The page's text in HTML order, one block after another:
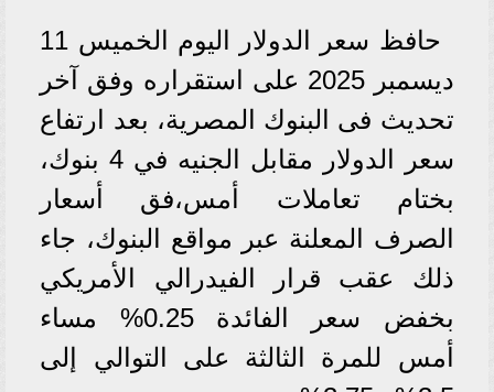
حافظ سعر الدولار اليوم الخميس 11
ديسمبر 2025 على استقراره وفق آخر
تحديث فى البنوك المصرية، بعد ارتفاع
سعر الدولار مقابل الجنيه في 4 بنوك،
بختام تعاملات أمس،فق أسعار
الصرف المعلنة عبر مواقع البنوك، جاء
ذلك عقب قرار الفيدرالي الأمريكي
بخفض سعر الفائدة 0.25% مساء
أمس للمرة الثالثة على التوالي إلى